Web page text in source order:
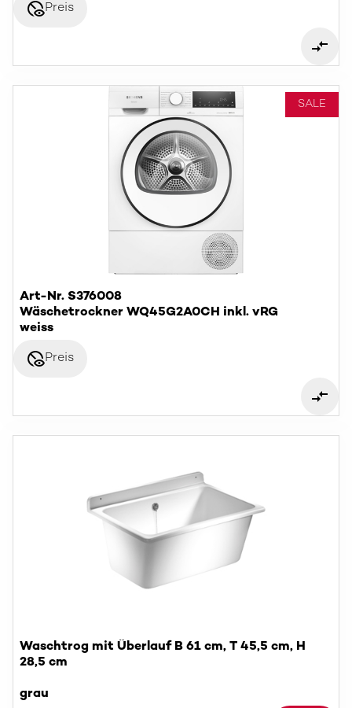
disabled_visiblePreis
SALE
Art-Nr. S376008
Wäschetrockner WQ45G2A0CH inkl. vRG
weiss
disabled_visiblePreis
Waschtrog mit Überlauf B 61 cm, T 45,5 cm, H
28,5 cm
grau